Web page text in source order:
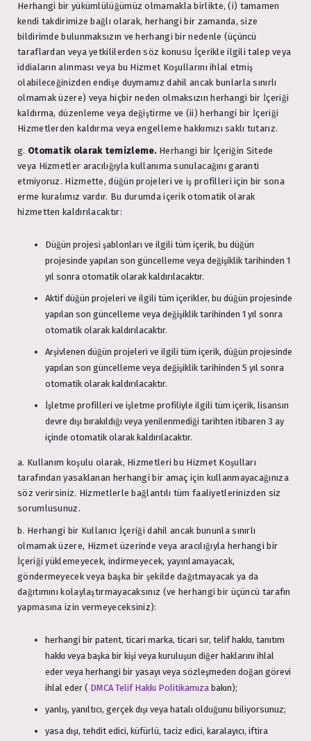
Herhangi bir yükümlülüğümüz olmamakla birlikte, (i) tamamen
kendi takdirimize bağlı olarak, herhangi bir zamanda, size
bildirimde bulunmaksızın ve herhangi bir nedenle (üçüncü
taraflardan veya yetkililerden söz konusu İçerikle ilgili talep veya
iddiaların alınması veya bu Hizmet Koşullarını ihlal etmiş
olabileceğinizden endişe duymamız dahil ancak bunlarla sınırlı
olmamak üzere) veya hiçbir neden olmaksızın herhangi bir İçeriği
kaldırma, düzenleme veya değiştirme ve (ii) herhangi bir İçeriği
Hizmetlerden kaldırma veya engelleme hakkımızı saklı tutarız.
g. Otomatik olarak temizleme.Herhangi bir İçeriğin Sitede
veya Hizmetler aracılığıyla kullanıma sunulacağını garanti
etmiyoruz. Hizmette, düğün projeleri ve iş profilleri için bir sona
erme kuralımız vardır. Bu durumda içerik otomatik olarak
hizmetten kaldırılacaktır:
Düğün projesi şablonları ve ilgili tüm içerik, bu düğün
projesinde yapılan son güncelleme veya değişiklik tarihinden 1
yıl sonra otomatik olarak kaldırılacaktır.
Aktif düğün projeleri ve ilgili tüm içerikler, bu düğün projesinde
yapılan son güncelleme veya değişiklik tarihinden 1 yıl sonra
otomatik olarak kaldırılacaktır.
Arşivlenen düğün projeleri ve ilgili tüm içerik, düğün projesinde
yapılan son güncelleme veya değişiklik tarihinden 5 yıl sonra
otomatik olarak kaldırılacaktır.
İşletme profilleri ve işletme profiliyle ilgili tüm içerik, lisansın
devre dışı bırakıldığı veya yenilenmediği tarihten itibaren 3 ay
içinde otomatik olarak kaldırılacaktır.
a. Kullanım koşulu olarak, Hizmetleri bu Hizmet Koşulları
tarafından yasaklanan herhangi bir amaç için kullanmayacağınıza
söz verirsiniz. Hizmetlerle bağlantılı tüm faaliyetlerinizden siz
sorumlusunuz.
b. Herhangi bir Kullanıcı İçeriği dahil ancak bununla sınırlı
olmamak üzere, Hizmet üzerinde veya aracılığıyla herhangi bir
İçeriği yüklemeyecek, indirmeyecek, yayınlamayacak,
göndermeyecek veya başka bir şekilde dağıtmayacak ya da
dağıtımını kolaylaştırmayacaksınız (ve herhangi bir üçüncü tarafın
yapmasına izin vermeyeceksiniz):
herhangi bir patent, ticari marka, ticari sır, telif hakkı, tanıtım
hakkı veya başka bir kişi veya kuruluşun diğer haklarını ihlal
eder veya herhangi bir yasayı veya sözleşmeden doğan görevi
ihlal eder ( DMCA Telif Hakkı Politikamıza bakın);
yanlış, yanıltıcı, gerçek dışı veya hatalı olduğunu biliyorsunuz;
yasa dışı, tehdit edici, küfürlü, taciz edici, karalayıcı, iftira